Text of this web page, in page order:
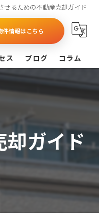
せるための不動産売却ガイド
件情報はこちら
ス ブログ コラム
却ガイド